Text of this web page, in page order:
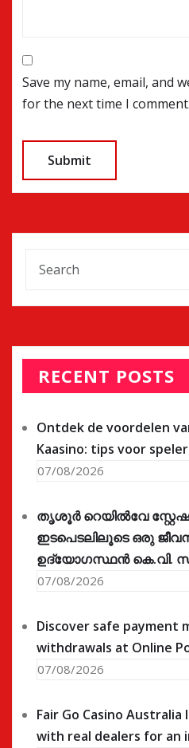
Save my name, email, and
for the next time I comment.
RECENT POSTS
Ontdek de voordelen
Kaasino: tips voor
07/08/2026
തൃശൂർ റെയിൽവേ
ഇടപെടലിലൂടെ ഒരു
ഉദ്യോഗസ്ഥൻ കെ.വി.
07/08/2026
Discover safe payment
withdrawals at Online
07/08/2026
Fair Go Casino
with real dealers for an